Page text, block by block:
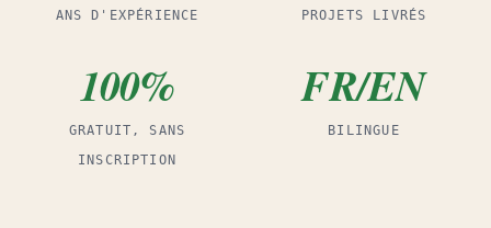
ANS D'EXPÉRIENCE PROJETS LIVRÉS
100%
GRATUIT, SANS
INSCRIPTION
FR/EN
BILINGUE